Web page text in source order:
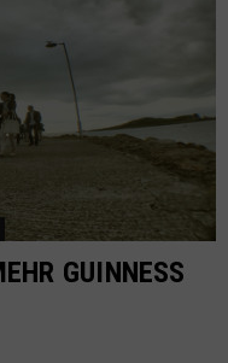
GUINNESS